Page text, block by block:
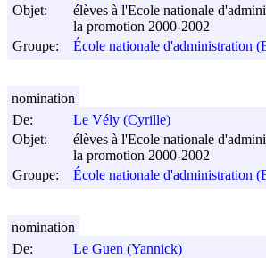
Objet:
élèves à l'Ecole nationale
la promotion 2000-2002
Groupe:
École nationale d'administration
De:
Le Vély (Cyrille)
Objet:
élèves à l'Ecole nationale
la promotion 2000-2002
Groupe:
École nationale d'administration
nomination
De:
Le Guen (Yannick)
nomination